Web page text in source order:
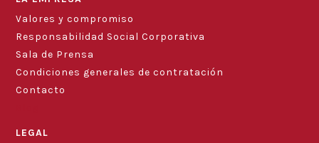
Valores y compromiso
Responsabilidad Social Corporativa
Sala de Prensa
Condiciones generales de contratación
Contacto
LEGAL